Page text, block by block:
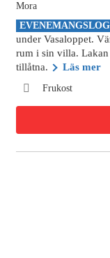
Mora
under Vasaloppet.
rum i sin villa.
tillåtna.
Läs mer
Frukost